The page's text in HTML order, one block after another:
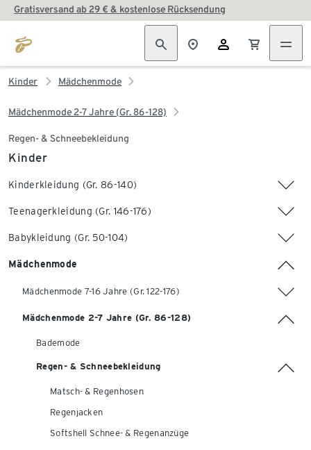
Gratisversand ab 29 € & kostenlose Rücksendung
Kinder Mädchenmode
Mädchenmode 2-7 Jahre (Gr. 86-128)
Regen- & Schneebekleidung
Kinder
Kinderkleidung (Gr. 86-140)
Teenagerkleidung (Gr. 146-176)
Babykleidung (Gr. 50-104)
Mädchenmode
Mädchenmode 7-16 Jahre (Gr. 122-176)
Mädchenmode 2-7 Jahre (Gr. 86-128)
Bademode
Regen- & Schneebekleidung
Matsch- & Regenhosen
Regenjacken
Softshell Schnee- & Regenanzüge